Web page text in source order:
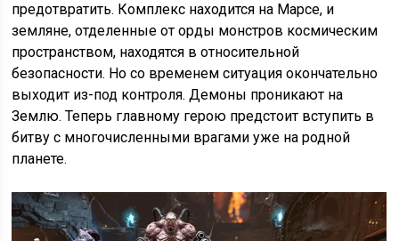
предотвратить. Комплекс находится на Марсе, и
земляне, отделенные от орды монстров космическим
пространством, находятся в относительной
безопасности. Но со временем ситуация окончательно
выходит из-под контроля. Демоны проникают на
Землю. Теперь главному герою предстоит вступить в
битву с многочисленными врагами уже на родной
планете.